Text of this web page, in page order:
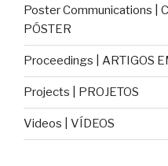
Poster Communications |
PÓSTER
Proceedings | ARTIGOS
Projects | PROJETOS
Videos | VÍDEOS